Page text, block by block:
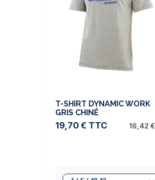
T-SHIRT DYNAMIC WORK
GRIS CHINÉ
19,70 € TTC 16,42 €